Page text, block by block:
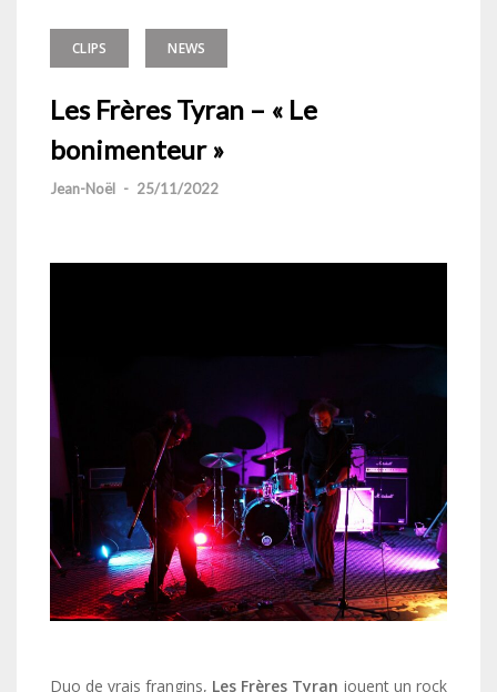
CLIPS NEWS
Les Frères Tyran – « Le
bonimenteur »
Jean-Noël - 25/11/2022
Duo de vrais frangins, Les Frères Tyran jouent un rock